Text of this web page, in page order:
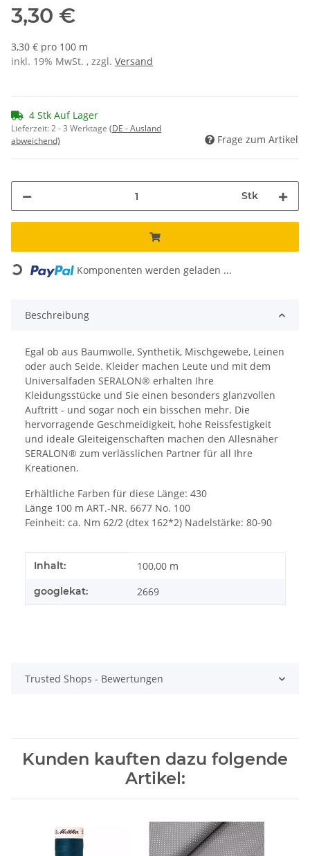
3,30 €
3,30 € pro 100 m
inkl. 19% MwSt. , zzgl. Versand
4 Stk Auf Lager
Lieferzeit:2 - 3 Werktage (DE - Ausland
abweichend)
Frage zum Artikel
Stk
Loading... Komponenten werden geladen ...
Beschreibung
Egal ob aus Baumwolle, Synthetik, Mischgewebe, Leinen
oder auch Seide. Kleider machen Leute und mit dem
Universalfaden SERALON® erhalten Ihre
Kleidungsstücke und Sie einen besonders glanzvollen
Auftritt - und sogar noch ein bisschen mehr. Die
hervorragende Geschmeidigkeit, hohe Reissfestigkeit
und ideale Gleiteigenschaften machen den Allesnäher
SERALON® zum verlässlichen Partner für all Ihre
Kreationen.
Erhältliche Farben für diese Länge: 430
Länge 100 m ART.-NR. 6677 No. 100
Feinheit: ca. Nm 62/2 (dtex 162*2) Nadelstärke: 80-90
Produkteigenschaft
Wert
Inhalt: 100,00 m
googlekat: 2669
Trusted Shops - Bewertungen
Kunden kauften dazu folgende
Artikel: